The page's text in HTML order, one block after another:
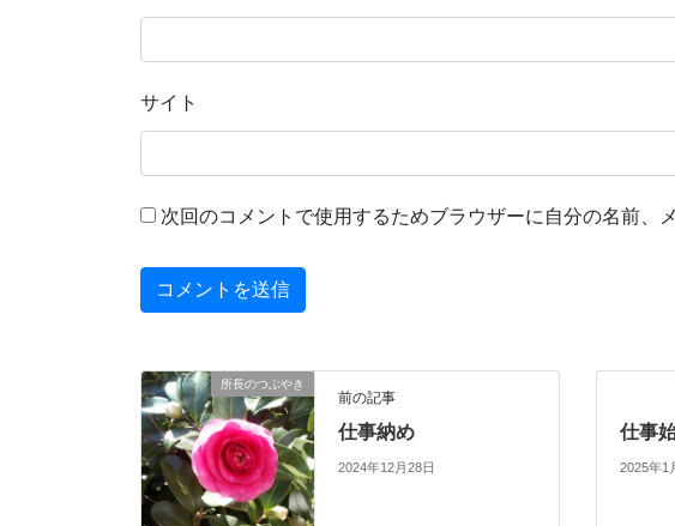
サイト
次回のコメントで使用するためブラウザーに自分の名前、
所長のつぶやき
前の記事
仕事納め
2024年12月28日
仕事
2025年1